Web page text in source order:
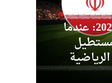
مصر وإيران في مونديال 2026: عندما